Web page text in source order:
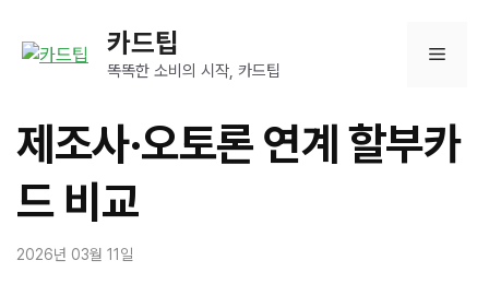
카드팁
똑똑한 소비의 시작, 카드팁
메
뉴
제조사·오토론 연계 할부카
드 비교
2026년 03월 11일